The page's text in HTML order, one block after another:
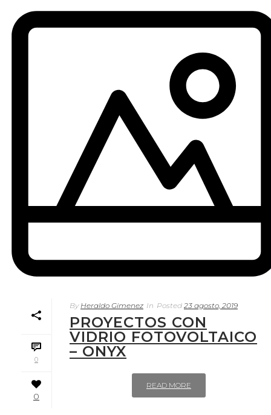
0
0
By Heraldo Gimenez In Posted 23 agosto, 2019
PROYECTOS CON
VIDRIO FOTOVOLTAICO
– ONYX
READ MORE